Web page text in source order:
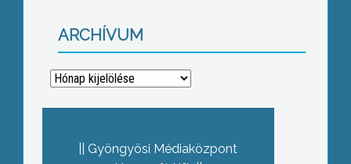
ARCHÍVUM
Archívum
Gyöngyösi Médiaközpont